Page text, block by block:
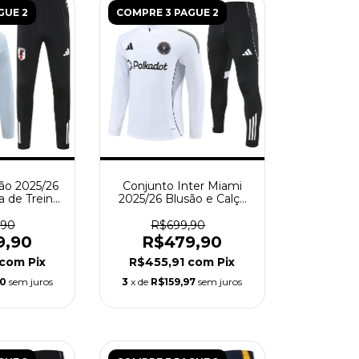
2
2025/26
de Treino
Pix
sem juros
COMPRE 3 PAGUE 2
Conjunto Inter Miami
2025/26 Blusão e Calça
Branco
R$699,90
R$479,90
R$455,91 com Pix
3 x de R$159,97 sem juros